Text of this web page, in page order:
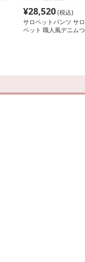
¥28,520(税込)
サロペットパンツ サロ
ペット 職人風デニムつ